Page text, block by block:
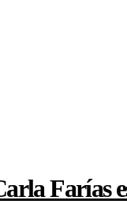
Farías